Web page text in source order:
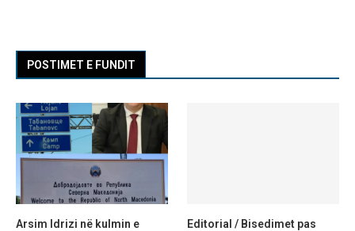
POSTIMET E FUNDIT
Arsim Idrizi në kulmin e
Editorial / Bisedimet pas